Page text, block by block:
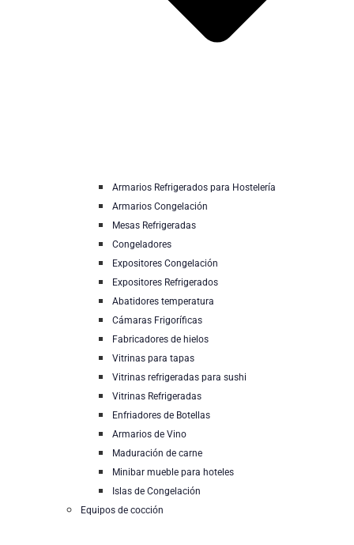
Armarios Refrigerados para Hostelería
Armarios Congelación
Mesas Refrigeradas
Congeladores
Expositores Congelación
Expositores Refrigerados
Abatidores temperatura
Cámaras Frigoríficas
Fabricadores de hielos
Vitrinas para tapas
Vitrinas refrigeradas para sushi
Vitrinas Refrigeradas
Enfriadores de Botellas
Armarios de Vino
Maduración de carne
Minibar mueble para hoteles
Islas de Congelación
Equipos de cocción